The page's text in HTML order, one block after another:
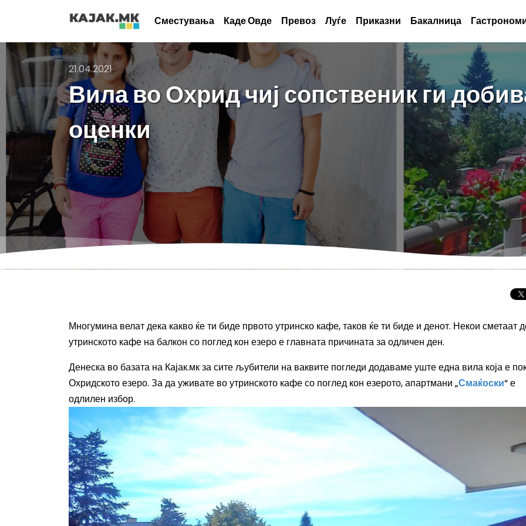
Сместувања Каде Овде Превоз Луѓе Приказни Бакалница
21.04.2021
Вила во Охрид чиј сопственик ги
оценки
Многумина велат дека какво ќе ти биде првото утринско кафе, таков ќе ти биде и денот. Некои сметаат
утринското кафе на балкон со поглед кон езеро е главната причината за одличен ден.
Денеска во базата на Кајак.мк за сите љубители на ваквите погледи додаваме уште една вила која е
Охридското езеро. За да уживате во утринското кафе со поглед кон езерото, апартмани „Смаќоски“ е
одлилен избор.
Целосно
Сонцето 2026:
најголемиот
во Европа